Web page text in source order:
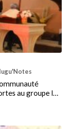
au groupe les